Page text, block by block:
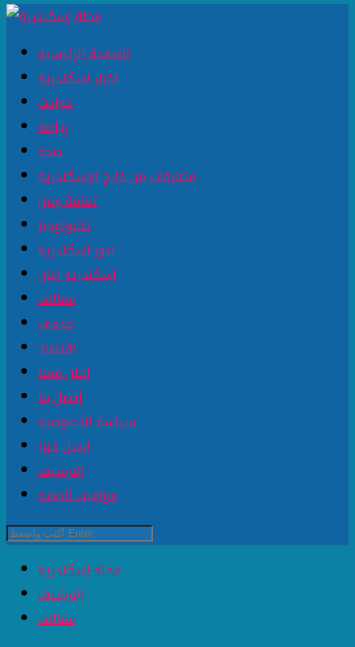
الصفحة الرئيسية
اخبار اسكندرية
حوادث
رياضة
صحة
متفرقات من خارج الإسكندرية
ثقافة وفن
تكنولوجيا
صور اسكندرية
اسكندرية زمان
مقالات
خدمات
اقتصاد
إعلن معنا
إتصل بنا
سياسة الخصوصية
ارسل خبرا
الارشيف
مواقيت الصلاة
مجلة إسكندرية
الارشيف
مقالات